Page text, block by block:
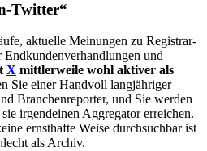
Twitter“
aktuelle Meinungen zu Registrar-
und
X mittlerweile wohl aktiver als
Sie einer Handvoll langjähriger
Branchenreporter, und Sie werden
irgendeinen Aggregator erreichen.
ernsthafte Weise durchsuchbar ist
als Archiv.